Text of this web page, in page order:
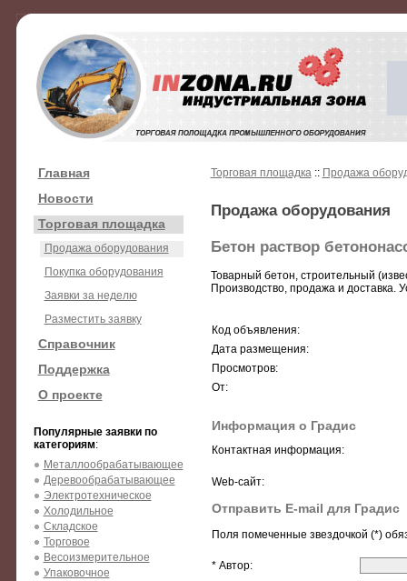
Главная
Новости
Торговая площадка
Продажа оборудования
Покупка оборудования
Заявки за неделю
Разместить заявку
Справочник
Поддержка
О проекте
Популярные заявки по
категориям:
Металлообрабатывающее
Деревообрабатывающее
Электротехническое
Холодильное
Складское
Торговое
Весоизмерительное
Упаковочное
Торговая площадка:: Продажа
Продажа оборудования
Бетон раствор
Товарный бетон, строительный
Производство, продажа и доставка.
Код объявления:
Дата размещения:
Просмотров:
От:
Информация о Градис
Контактная информация:
Web-сайт:
Отправить E-mail для Градис
Поля помеченные звездочкой (*)
* Автор: